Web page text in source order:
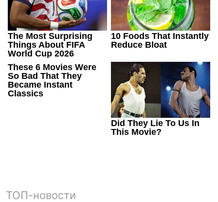
ТОП-новости